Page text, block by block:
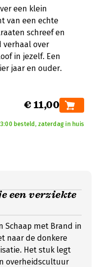
een klein
van een echte
schreef en
verhaal over
in jezelf. Een
jaar en ouder.
€ 11,00
besteld, zaterdag in huis
een verziekte
Schaap met Brand in
naar de donkere
Het stuk legt
overheidscultuur